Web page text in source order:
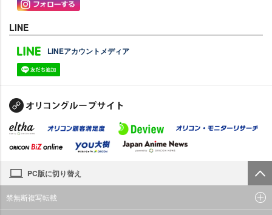
LINE
LINEアカウントメディア
PC版に切り替え
禁無断複写転載